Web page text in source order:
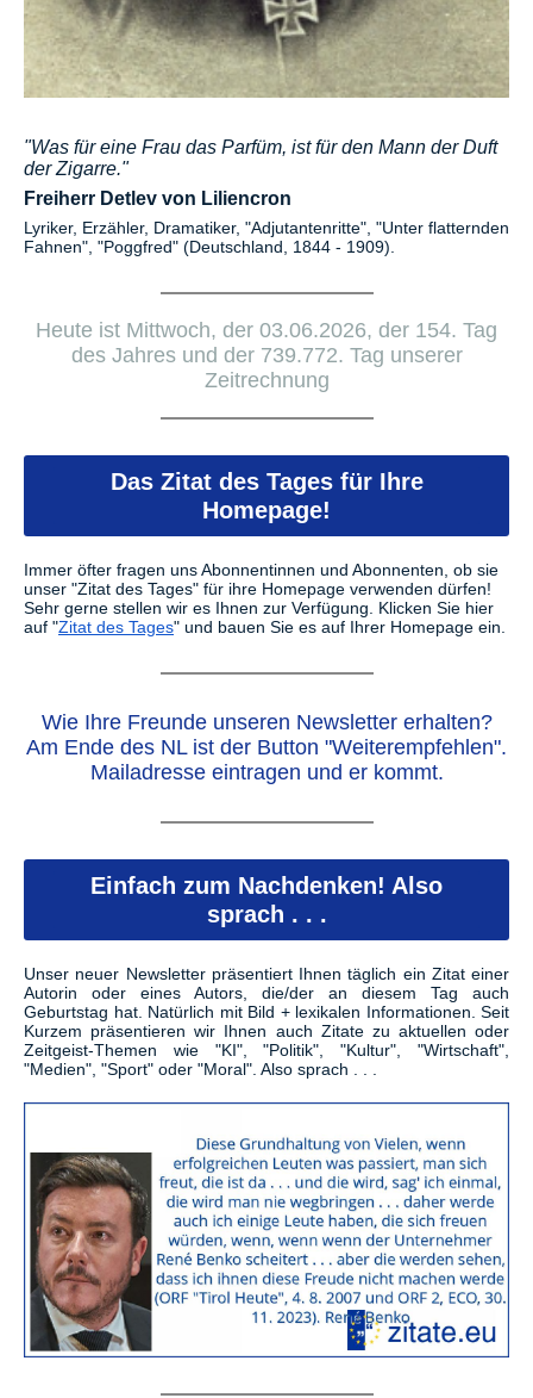
"Was für eine Frau das Parfüm, ist für den Mann der Duft
der Zigarre."
Freiherr Detlev von Liliencron
Lyriker, Erzähler, Dramatiker, "Adjutantenritte", "Unter flatternden
Fahnen", "Poggfred" (Deutschland, 1844 - 1909).
Heute ist Mittwoch, der 03.06.2026, der 154. Tag
des Jahres und der 739.772. Tag unserer
Zeitrechnung
Das Zitat des Tages für Ihre
Homepage!
Immer öfter fragen uns Abonnentinnen und Abonnenten, ob sie
unser "Zitat des Tages" für ihre Homepage verwenden dürfen!
Sehr gerne stellen wir es Ihnen zur Verfügung. Klicken Sie hier
auf "Zitat des Tages" und bauen Sie es auf Ihrer Homepage ein.
Wie Ihre Freunde unseren Newsletter erhalten?
Am Ende des NL ist der Button "Weiterempfehlen".
Mailadresse eintragen und er kommt.
Einfach zum Nachdenken! Also
sprach . . .
Unser neuer Newsletter präsentiert Ihnen täglich ein Zitat einer
Autorin oder eines Autors, die/der an diesem Tag auch
Geburtstag hat. Natürlich mit Bild + lexikalen Informationen. Seit
Kurzem präsentieren wir Ihnen auch Zitate zu aktuellen oder
Zeitgeist-Themen wie "KI", "Politik", "Kultur", "Wirtschaft",
"Medien", "Sport" oder "Moral". Also sprach . . .